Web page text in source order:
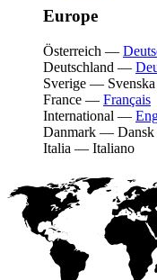
Europe
Österreich —
Deutschland —
Sverige — Svenska
France — Français
International —
Danmark — Dansk
Italia — Italiano